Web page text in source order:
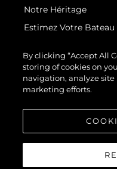
Notre Héritage
Estimez Votre Bateau
© 2026 Sunseeker London
By clicking “Accept All
storing of cookies on
navigation, analyze site
marketing efforts.